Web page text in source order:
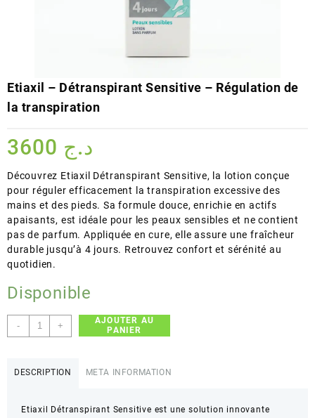
Etiaxil – Détranspirant Sensitive – Régulation de
la transpiration
د.ج
Découvrez Etiaxil Détranspirant Sensitive, la lotion conçue
pour réguler efficacement la transpiration excessive des
mains et des pieds. Sa formule douce, enrichie en actifs
apaisants, est idéale pour les peaux sensibles et ne contient
pas de parfum. Appliquée en cure, elle assure une fraîcheur
durable jusqu’à 4 jours. Retrouvez confort et sérénité au
quotidien.
Disponible
-
quantité
de
–
+
AJOUTER AU
PANIER
DESCRIPTION META INFORMATION
Etiaxil Détranspirant Sensitive est une solution innovante